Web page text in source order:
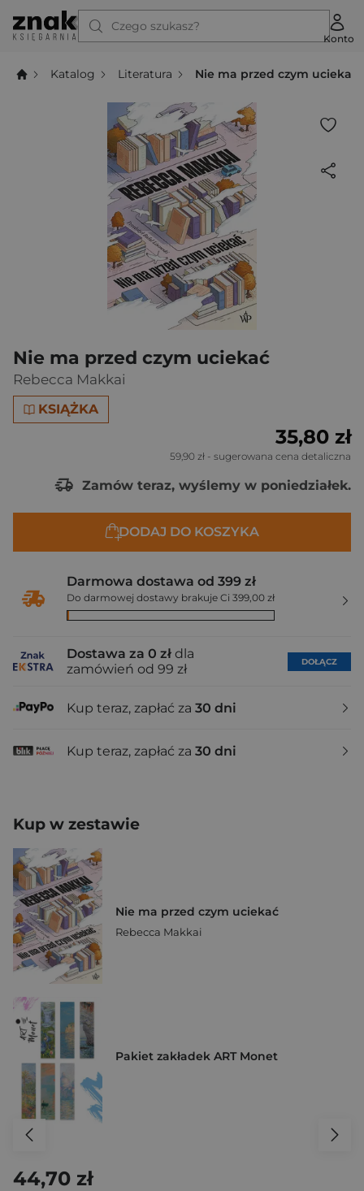
Czego szukasz?
Konto
Katalog Literatura Nie ma przed czym uciekać
Nie ma przed czym uciekać
Rebecca Makkai
KSIĄŻKA
35,80 zł
59,90 zł - sugerowana cena detaliczna
Zamów teraz, wyślemy w poniedziałek.
DODAJ DO KOSZYKA
Darmowa dostawa od 399 zł
Do darmowej dostawy brakuje Ci 399,00 zł
Dostawa za 0 zł dla
zamówień od 99 zł
DOŁĄCZ
Kup teraz, zapłać za 30 dni
Kup teraz, zapłać za 30 dni
Kup w zestawie
Nie ma przed czym uciekać
Rebecca Makkai
Pakiet zakładek ART Monet
44,70 zł